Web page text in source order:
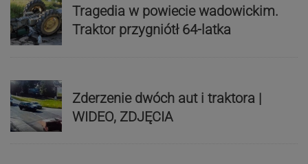
Tragedia w powiecie wadowickim.
Traktor przygniótł 64-latka
Zderzenie dwóch aut i traktora |
WIDEO, ZDJĘCIA